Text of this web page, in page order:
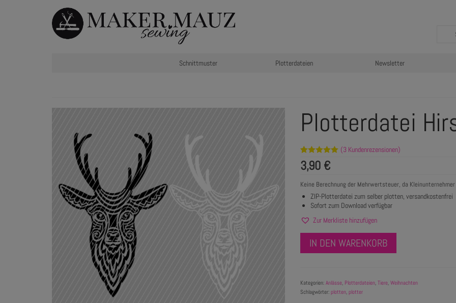
Schnittmuster Plotterdateien Newsletter
Plotterdatei
Bewertet mit
5.00von 5,
auf
3
Kundenbewertungen
(3 Kundenrezensionen)
3,90 €
Keine Berechnung der Mehrwertsteuer, da
ZIP-Plotterdatei zum selber plotten, versandkostenfrei
Sofort zum Download verfügbar
Zur Merkliste hinzufügen
IN DEN WARENKORB
Kategorien: Anlässe, Plotterdateien, Tiere, Weihnachten
Schlagwörter: plotten, plotter